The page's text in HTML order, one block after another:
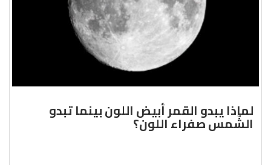
لماذا يبدو القمر أبيض اللون بينما تبدو
الشّمس صفراء اللون؟